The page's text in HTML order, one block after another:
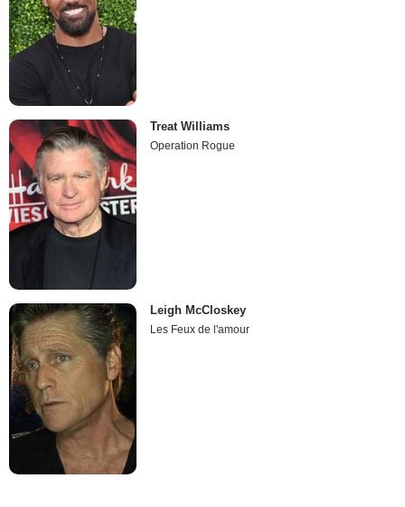
Treat Williams
Operation Rogue
Leigh McCloskey
Les Feux de l'amour